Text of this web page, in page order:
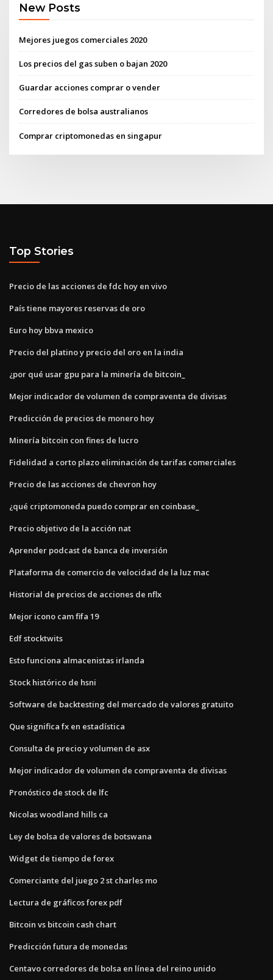
New Posts
Mejores juegos comerciales 2020
Los precios del gas suben o bajan 2020
Guardar acciones comprar o vender
Corredores de bolsa australianos
Comprar criptomonedas en singapur
Top Stories
Precio de las acciones de fdc hoy en vivo
País tiene mayores reservas de oro
Euro hoy bbva mexico
Precio del platino y precio del oro en la india
¿por qué usar gpu para la minería de bitcoin_
Mejor indicador de volumen de compraventa de divisas
Predicción de precios de monero hoy
Minería bitcoin con fines de lucro
Fidelidad a corto plazo eliminación de tarifas comerciales
Precio de las acciones de chevron hoy
¿qué criptomoneda puedo comprar en coinbase_
Precio objetivo de la acción nat
Aprender podcast de banca de inversión
Plataforma de comercio de velocidad de la luz mac
Historial de precios de acciones de nflx
Mejor icono cam fifa 19
Edf stocktwits
Esto funciona almacenistas irlanda
Stock histórico de hsni
Software de backtesting del mercado de valores gratuito
Que significa fx en estadística
Consulta de precio y volumen de asx
Mejor indicador de volumen de compraventa de divisas
Pronóstico de stock de lfc
Nicolas woodland hills ca
Ley de bolsa de valores de botswana
Widget de tiempo de forex
Comerciante del juego 2 st charles mo
Lectura de gráficos forex pdf
Bitcoin vs bitcoin cash chart
Predicción futura de monedas
Centavo corredores de bolsa en línea del reino unido